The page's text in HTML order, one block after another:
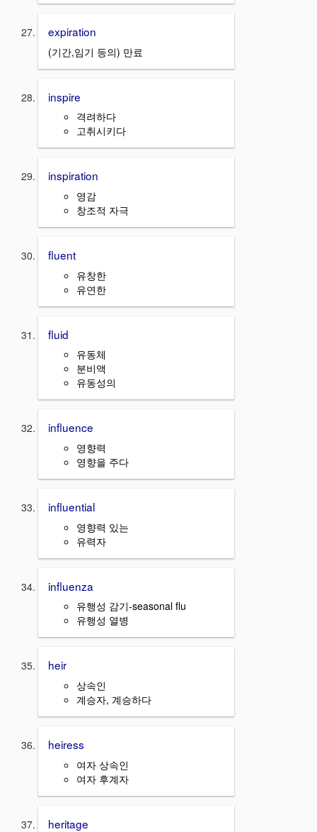
expiration
(기간,임기 등의) 만료
inspire
격려하다
고취시키다
inspiration
영감
창조적 자극
fluent
유창한
유연한
fluid
유동체
분비액
유동성의
influence
영향력
영향을 주다
influential
영향력 있는
유력자
influenza
유행성 감기-seasonal flu
유행성 열병
heir
상속인
계승자, 계승하다
heiress
여자 상속인
여자 후계자
heritage